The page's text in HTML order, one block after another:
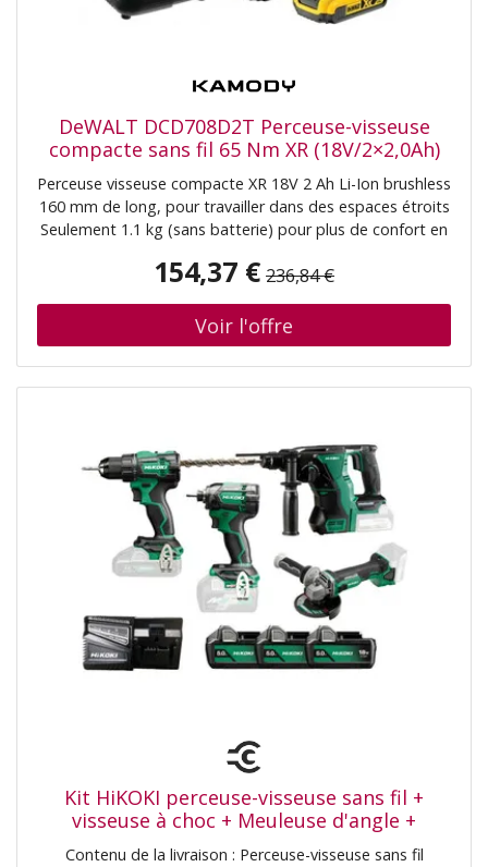
DeWALT DCD708D2T Perceuse-visseuse
compacte sans fil 65 Nm XR (18V/2×2,0Ah)
coffret Tstak
Perceuse visseuse compacte XR 18V 2 Ah Li-Ion brushless
160 mm de long, pour travailler dans des espaces étroits
Seulement 1.1 kg (sans batterie) pour plus de confort en
performances et d'autonomie Lampe LED pour une
positions pour des résultats uniformes et une précision
optimale lors du vissage Couple max de 65Nm pour les
applications les plus exigeantes Inclus 1x Clip ceinture 1x
Coffret TSTAK 1x Chargeur XR 18V 2x Batteries XR 18V 2
Vitesse a vide 0–450 / 0–1 650 tr/min Poids net 1,1 kg
Nombre de vitesses 2 Couple maximal 65 Nm Puissance
de sortie 340 W Éclairage LED Oui Nombre de produits
par pack 10 Source d’alimentation Sans fil Vitesse
variable Oui Capacité maximale de perçage (métal) 13
mm Inversion du sens de rotation Oui Longueur du
produit 160 mm PUISSANCE et COMPACITÉ ! Ultra
compact : corps de la machine 160 mm avec un moteur
brushless (brushless), cette perceuse-visseuse DCD708
DEWALT offre un couple max de 65 Nm afin de travailler
accrue dans les applications Lampe LED a la base de
l'outil pour une visibilité améliorée 160 mm de long.>
154,37 € 236,84 €
Kit HiKOKI perceuse-visseuse sans fil +
visseuse à choc + Meuleuse d'angle +
perforateur-burineur KC18DE-3
Contenu de la livraison : Perceuse-visseuse sans fil